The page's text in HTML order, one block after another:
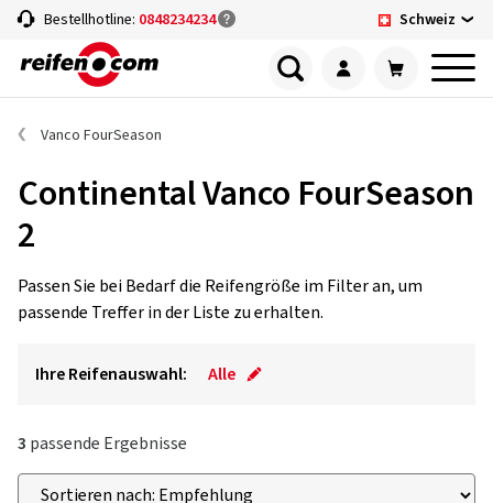
Bestellhotline: 0848234234 Schweiz
Vanco FourSeason
Continental Vanco FourSeason
2
Passen Sie bei Bedarf die Reifengröße im Filter an, um
passende Treffer in der Liste zu erhalten.
Ihre Reifenauswahl: Alle
3 passende Ergebnisse